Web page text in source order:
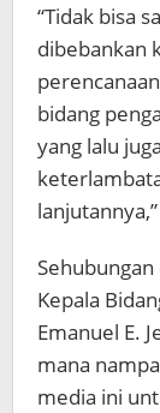
“Tidak bisa
dibebankan
bidang
yang lalu
Kepala
Emanuel E.
mana
media ini